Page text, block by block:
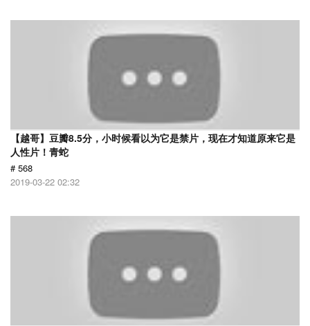
【越哥】豆瓣8.5分，小时候看以为它是禁片，现在才知道原来它是
人性片！青蛇
# 568
2019-03-22 02:32